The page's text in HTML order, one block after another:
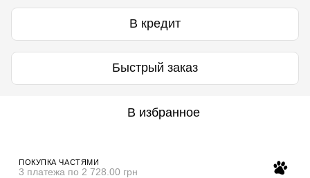
В кредит
Быстрый заказ
В избранное
ПОКУПКА ЧАСТЯМИ
3 платежа по 2 728.00 грн